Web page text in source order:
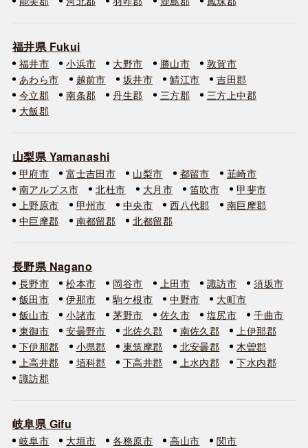
福井県 Fukui
福井市 小浜市 大野市 勝山市
敦賀市
あわら市
越前市 坂井市 鯖江市
吉田郡
今立郡
南条郡 丹生郡 三方郡
三方上中郡
大飯郡
山梨県 Yamanashi
甲府市 富士吉田市 山梨市 都留市
韮崎市
南アルプス市
北杜市 大月市 笛吹市
甲斐市
上野原市
甲州市 中央市 西八代郡
南巨摩郡
中巨摩郡
南都留郡 北都留郡
長野県 Nagano
長野市 松本市 岡谷市 上田市 諏訪市
須坂市
飯田市
伊那市 駒ケ根市 中野市
大町市
飯山市
小諸市 茅野市 佐久市 塩尻市
千曲市
東御市
安曇野市 北佐久郡 南佐久郡
上伊那郡
下伊那郡
小県郡 東筑摩郡 北安曇郡
木曽郡
上高井郡
埴科郡 下高井郡 上水内郡
下水内郡
諏訪郡
岐阜県 Gifu
岐阜市 大垣市 各務原市 高山市
関市